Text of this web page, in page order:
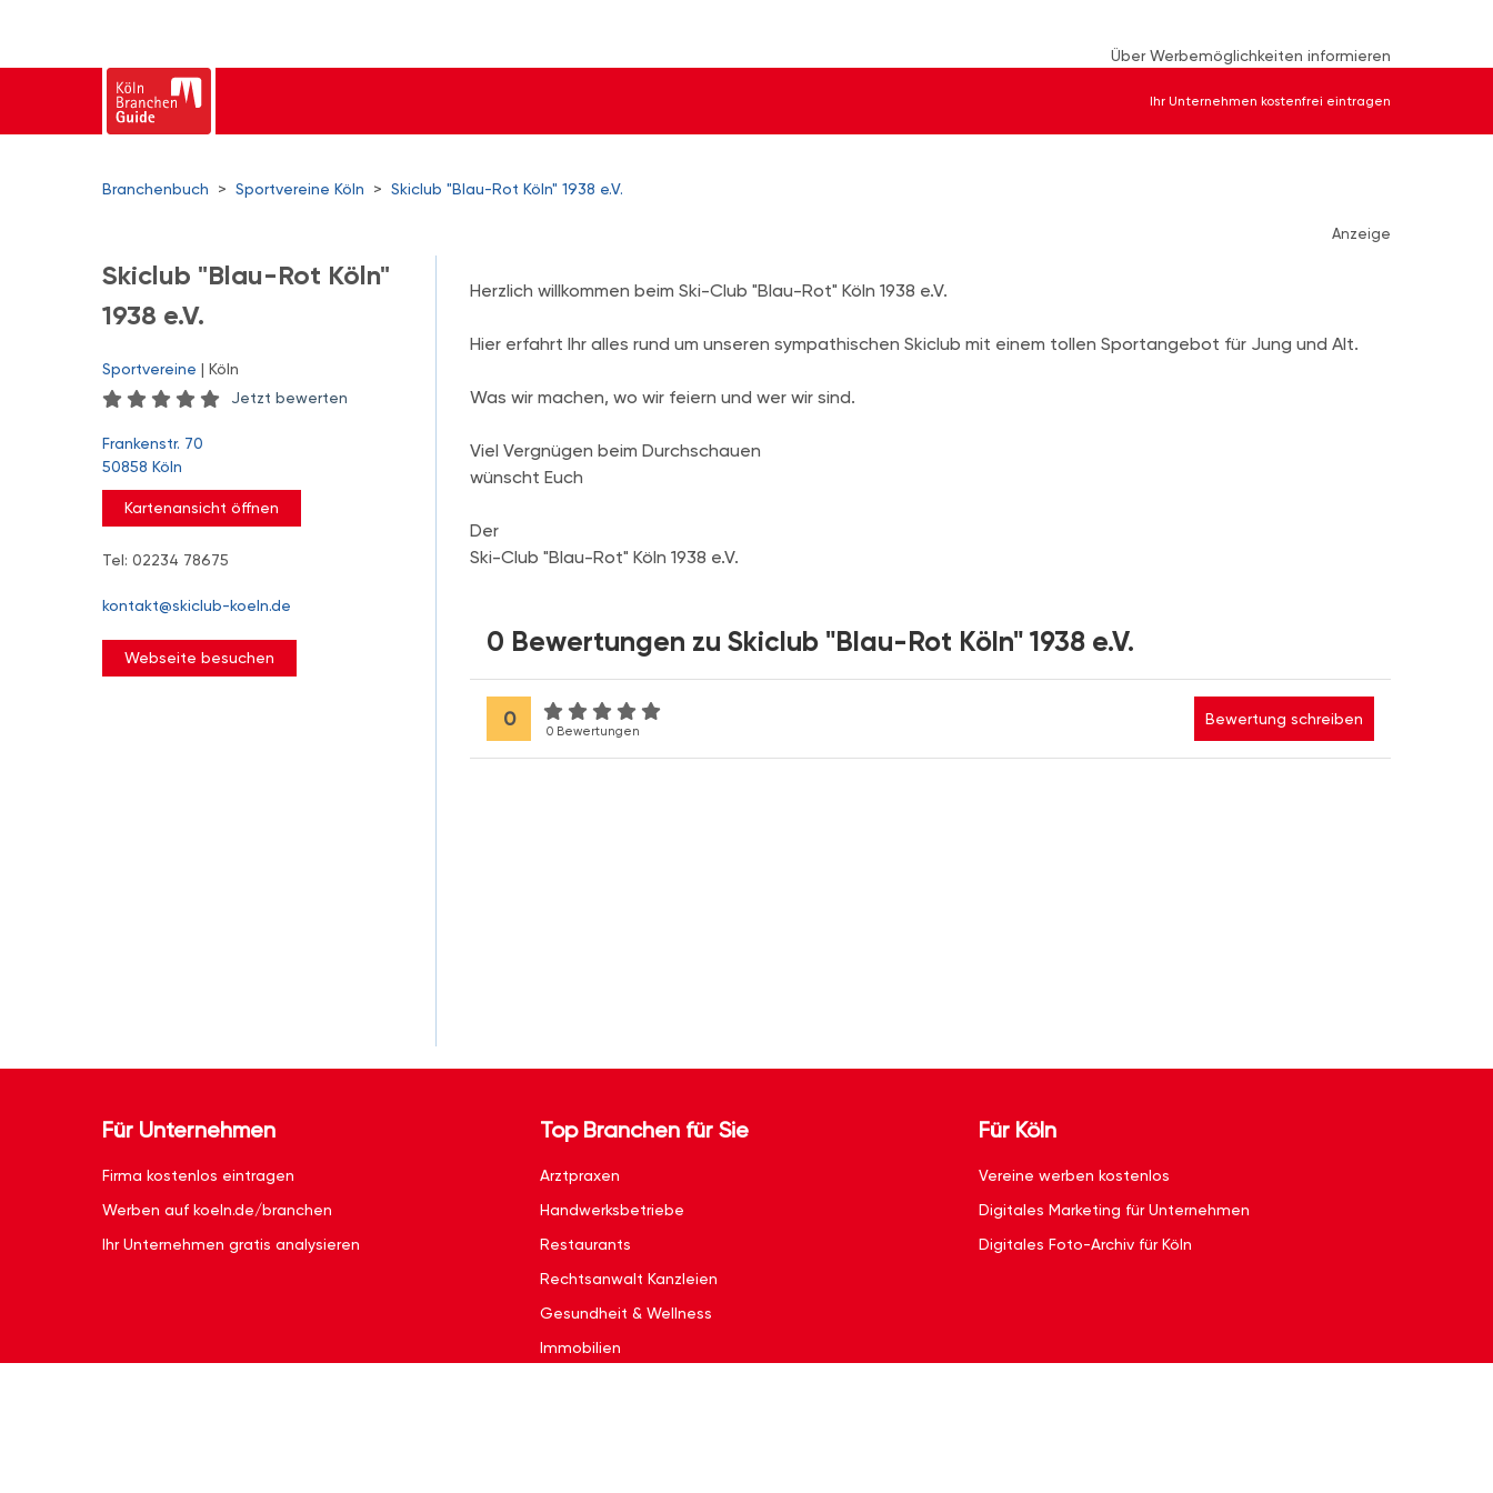
Über Werbemöglichkeiten informieren
Ihr Unternehmen kostenfrei eintragen
Branchenbuch > Sportvereine Köln > Skiclub "Blau-Rot Köln" 1938 e.V.
Anzeige
Skiclub "Blau-Rot Köln"
1938 e.V.
Sportvereine | Köln
Jetzt bewerten
Frankenstr. 70
50858 Köln
Kartenansicht öffnen
Tel: 02234 78675
kontakt@skiclub-koeln.de
Webseite besuchen
Herzlich willkommen beim Ski-Club "Blau-Rot" Köln 1938 e.V.
Hier erfahrt Ihr alles rund um unseren sympathischen Skiclub mit einem tollen Sportangebot für Jung und Alt.
Was wir machen, wo wir feiern und wer wir sind.
Viel Vergnügen beim Durchschauen
wünscht Euch
Der
Ski-Club "Blau-Rot" Köln 1938 e.V.
0 Bewertungen zu Skiclub "Blau-Rot Köln" 1938 e.V.
0
0 Bewertungen
Bewertung schreiben
Für Unternehmen
Firma kostenlos eintragen
Werben auf koeln.de/branchen
Ihr Unternehmen gratis analysieren
Top Branchen für Sie
Arztpraxen
Handwerksbetriebe
Restaurants
Rechtsanwalt Kanzleien
Gesundheit & Wellness
Immobilien
Für Köln
Vereine werben kostenlos
Digitales Marketing für Unternehmen
Digitales Foto-Archiv für Köln